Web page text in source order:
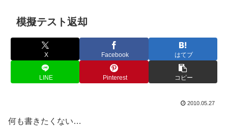
模擬テスト返却
X Facebook はてブ
LINE Pinterest コピー
2010.05.27
何も書きたくない…